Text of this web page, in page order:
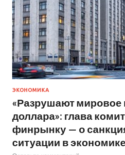
ЭКОНОМИКА
«Разрушают мировое
доллара»: глава
финрынку — о
ситуации в